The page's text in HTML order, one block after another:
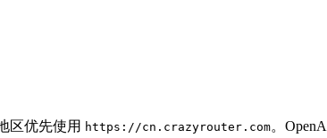
区优先使用 https://cn.crazyrouter.com。